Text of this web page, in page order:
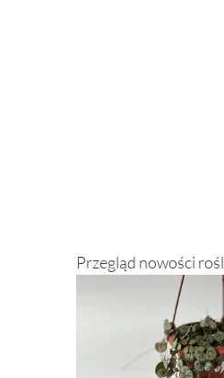
Przegląd nowości